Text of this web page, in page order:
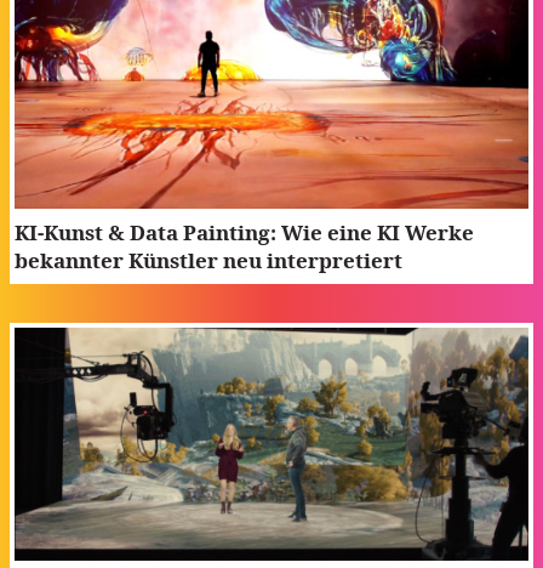
KI-Kunst & Data Painting: Wie eine KI Werke
bekannter Künstler neu interpretiert